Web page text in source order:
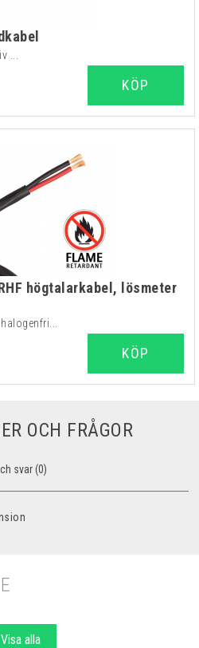
...
KÖP
högtalarkabel, lösmeter
KÖP
OCH FRÅGOR
svar (0)
Visa alla